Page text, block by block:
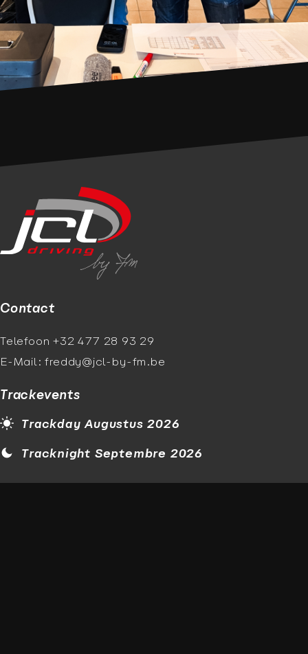
Contact
Telefoon +32 477 28 93 29
E-Mail: freddy@jcl-by-fm.be
Trackevents
Trackday Augustus 2026
Tracknight Septembre 2026